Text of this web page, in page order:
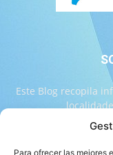
Para ofrecer las mejores
Este Blog recopila